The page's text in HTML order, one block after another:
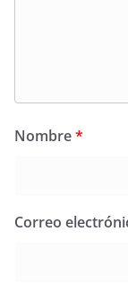
Nombre*
Correo